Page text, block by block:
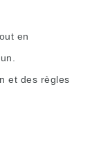
en
et des règles